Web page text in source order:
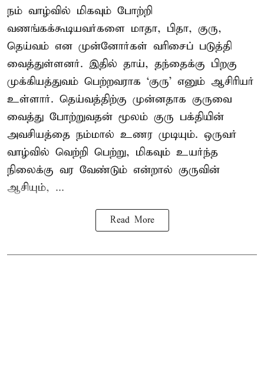
நம் வாழ்வில் மிகவும் போற்றி
வணங்கக்கூடியவர்களை மாதா, பிதா, குரு,
தெய்வம் என முன்னோர்கள் வரிசைப் படுத்தி
வைத்துள்ளனர். இதில் தாய், தந்தைக்கு பிறகு
முக்கியத்துவம் பெற்றவராக ‘குரு’ எனும் ஆசிரியர்
உள்ளார். தெய்வத்திற்கு முன்னதாக குருவை
வைத்து போற்றுவதன் மூலம் குரு பக்தியின்
அவசியத்தை நம்மால் உணர முடியும். ஒருவர்
வாழ்வில் வெற்றி பெற்று, மிகவும் உயர்ந்த
நிலைக்கு வர வேண்டும் என்றால் குருவின்
ஆசியும், ...
Read More